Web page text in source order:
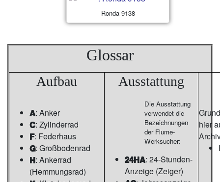
Ronda 9138
Glossar
Aufbau Ausstattung
A: Anker
C: Zylinderrad
F: Federhaus
G: Großbodenrad
H: Ankerrad
(Hemmungsrad)
Die Ausstattung
verwendet die
Bezeichnungen
der Flume-
Werksucher:
24HA: 24-Stunden-
Anzeige (Zeiger)
hier